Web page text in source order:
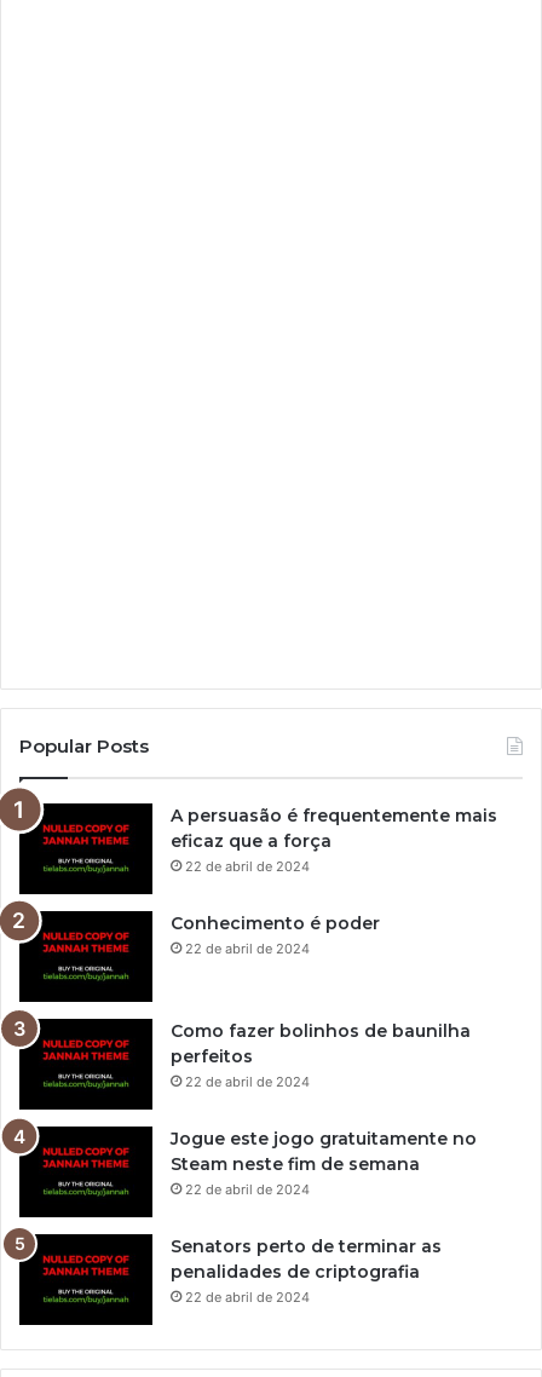
Popular Posts
A persuasão é frequentemente mais
eficaz que a força
22 de abril de 2024
Conhecimento é poder
22 de abril de 2024
Como fazer bolinhos de baunilha
perfeitos
22 de abril de 2024
Jogue este jogo gratuitamente no
Steam neste fim de semana
22 de abril de 2024
Senators perto de terminar as
penalidades de criptografia
22 de abril de 2024